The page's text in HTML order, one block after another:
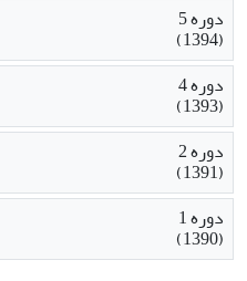
دوره 5
(1394)
دوره 4
(1393)
دوره 2
(1391)
دوره 1
(1390)